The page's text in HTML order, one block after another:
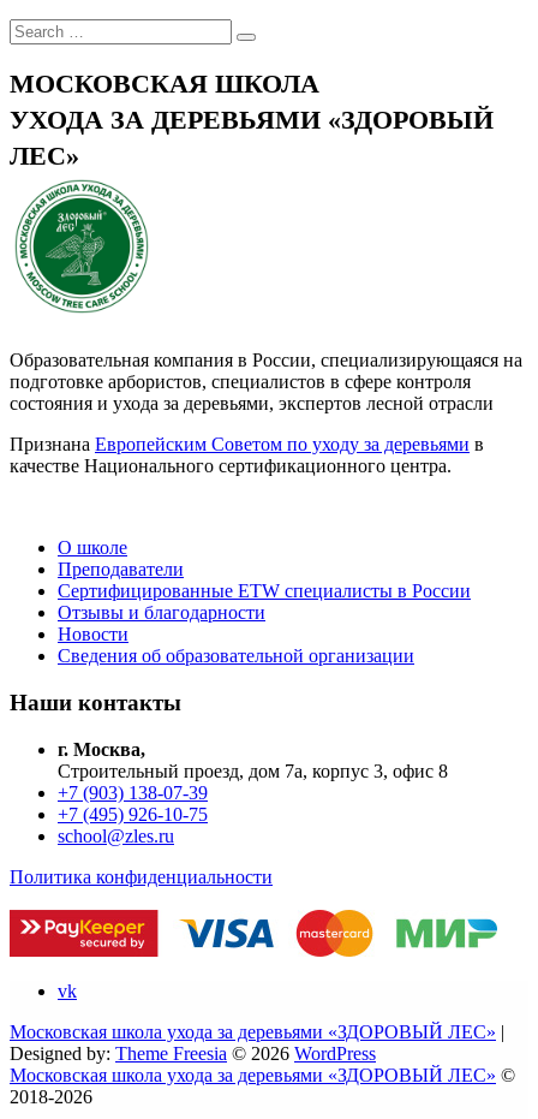
МОСКОВСКАЯ ШКОЛА
УХОДА ЗА ДЕРЕВЬЯМИ «ЗДОРОВЫЙ
ЛЕС»
Образовательная компания в России, специализирующаяся на
подготовке арбористов, специалистов в сфере контроля
состояния и ухода за деревьями, экспертов лесной отрасли
Признана Европейским Советом по уходу за деревьями в
качестве Национального сертификационного центра.
О школе
Преподаватели
Сертифицированные ETW специалисты в России
Отзывы и благодарности
Новости
Сведения об образовательной организации
Наши контакты
г. Москва,
Строительный проезд, дом 7а, корпус 3, офис 8
+7 (903) 138-07-39
+7 (495) 926-10-75
school@zles.ru
Политика конфиденциальности
vk
Московская школа ухода за деревьями «ЗДОРОВЫЙ ЛЕС» |
Designed by: Theme Freesia © 2026 WordPress
Московская школа ухода за деревьями «ЗДОРОВЫЙ ЛЕС» ©
2018-2026